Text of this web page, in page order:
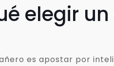
elegir
es apostar por